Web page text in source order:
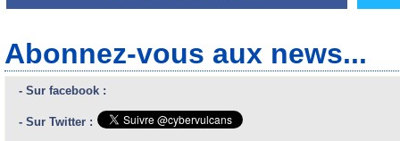
Abonnez-vous aux news...
- Sur facebook :
- Sur Twitter :